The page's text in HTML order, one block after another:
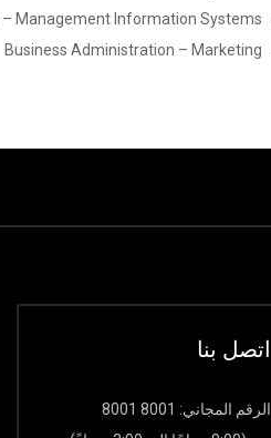
Management Information Systems
Business Administration – Marketing
اتصل بنا
الرقم المجاني: 8001 8001